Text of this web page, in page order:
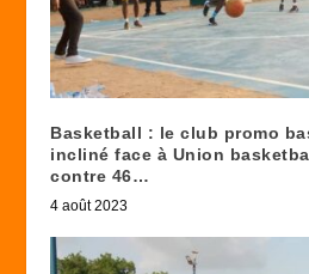
Basketball : le club promo
incliné face à Union
contre 46…
4 août 2023